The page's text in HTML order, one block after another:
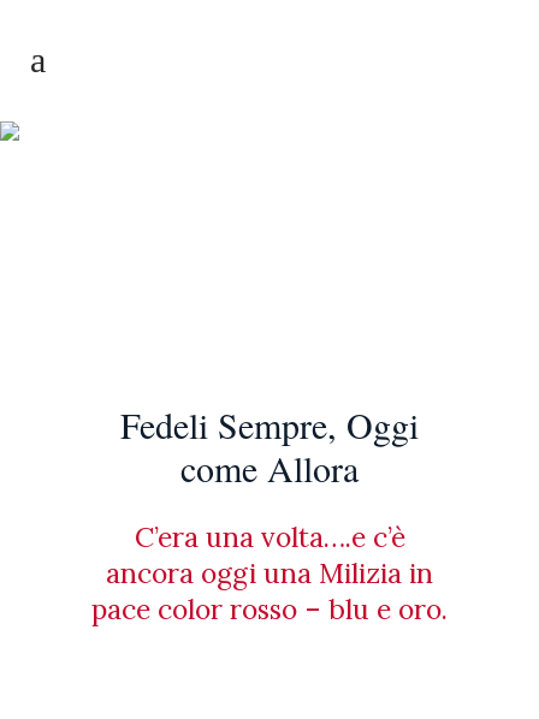
Fedeli Sempre, Oggi
come Allora
C’era una volta….e c’è
ancora oggi una Milizia in
pace color rosso – blu e oro.